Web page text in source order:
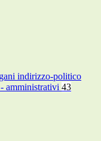
indirizzo-politico
amministrativi 43